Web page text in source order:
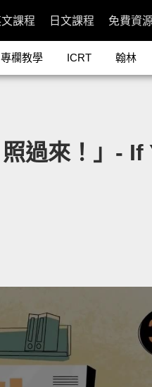
課程 日文課程 免費資源
專欄教學 ICRT 翰林
照過來！」-